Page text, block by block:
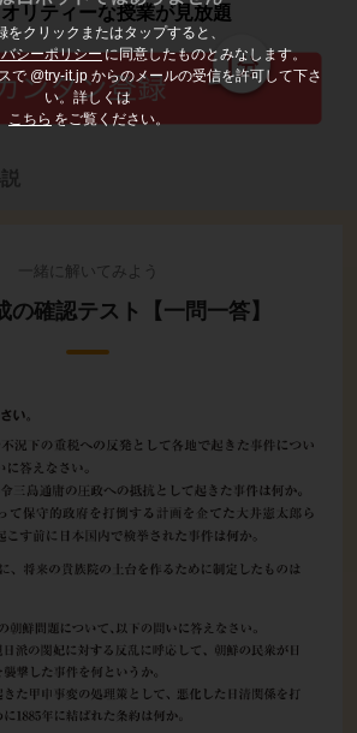
をクリックまたはタップすると、
シーポリシーに同意したものとみなします。
で @try-it.jp からのメールの受信を許可して下さ
い。詳しくは
こちら をご覧ください。
リティーな授業が見放題
一緒に解いてみよう
の確認テスト【一問一答】